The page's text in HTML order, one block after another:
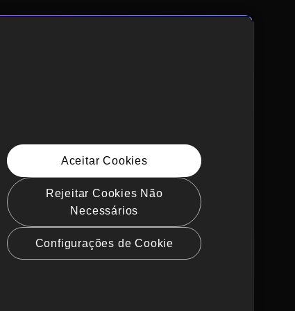
Aceitar Cookies
Rejeitar Cookies Não
Necessários
Configurações de Cookie